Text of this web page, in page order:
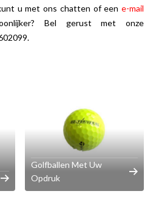
u met ons chatten of een e-mail
Bel gerust met onze
Golfballen Met Uw
Opdruk